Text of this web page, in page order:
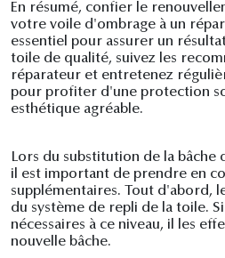
En résumé, confier le
votre voile d'ombrage à un
essentiel pour assurer un
toile de qualité, suivez les
réparateur et entretenez
pour profiter d'une protection
esthétique agréable.
Lors du substitution de la bâche
il est important de prendre en
supplémentaires. Tout d'abord,
du système de repli de la toile.
nécessaires à ce niveau, il les
nouvelle bâche.